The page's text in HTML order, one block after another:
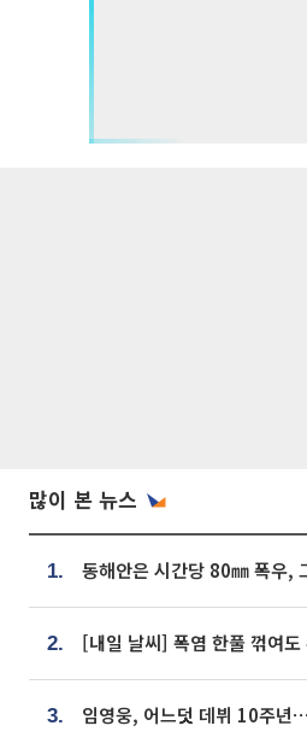
많이 본 뉴스
1.
2.
3.